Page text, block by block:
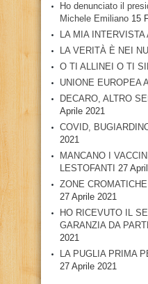
Ho denunciato il
Michele Emiliano 15
LA MIA INTERVISTA
LA VERITÀ È NEI
O TI ALLINEI O TI
UNIONE EUROPEA
DECARO, ALTRO
Aprile 2021
COVID,
2021
MANCANO I
LESTOFANTI 27
ZONE
27 Aprile 2021
HO RICEVUTO IL
GARANZIA DA
2021
LA PUGLIA PRIMA
27 Aprile 2021